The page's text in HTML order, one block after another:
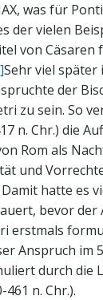
was für
der vielen
von Cäsaren
Sehr viel später
der
zu sein. So
n. Chr.) die
Rom als
und
hatte es
bevor der
erstmals
Anspruch im
durch die
461 n. Chr.).